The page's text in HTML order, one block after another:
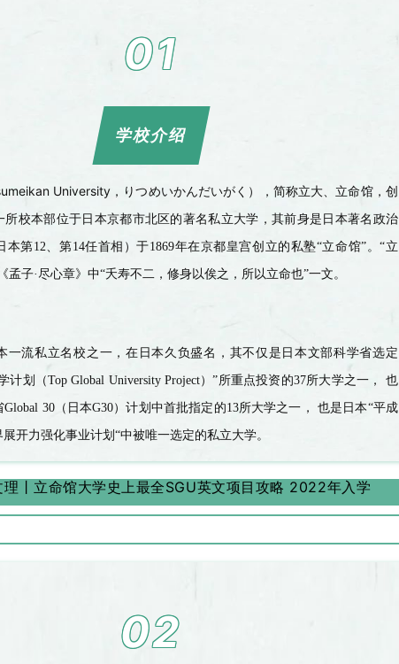
01
学校介绍
University ，りつめいかんだいがく），简称立大、立命馆，创
所校本部位于日本京都市北区的著名私立大学，其前身是日本著名政治
本第12 、第14任首相）于1869年在京都皇宫创立的私塾“立命馆” 。“立
孟子· 尽心章》中“夭寿不二，修身以俟之，所以立命也”一文。
一流私立名校之一，在日本久负盛名，其不仅是日本文部科学省选定
计划（Top Global University Project）”所重点投资的37所大学之一， 也
Global 30（日本G30）计划中首批指定的13所大学之一， 也是日本“平成
开力强化事业计划“中被唯一选定的私立大学。
02